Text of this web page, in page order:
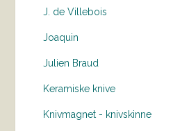
J. de Villebois
Joaquin
Julien Braud
Keramiske knive
Knivmagnet - knivskinne